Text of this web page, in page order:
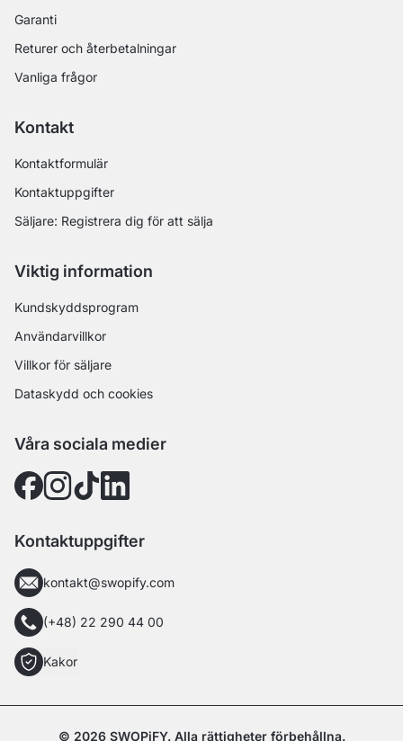
Garanti
Returer och återbetalningar
Vanliga frågor
Kontakt
Kontaktformulär
Kontaktuppgifter
Säljare: Registrera dig för att sälja
Viktig information
Kundskyddsprogram
Användarvillkor
Villkor för säljare
Dataskydd och cookies
Våra sociala medier
Kontaktuppgifter
kontakt@swopify.com
(+48) 22 290 44 00
Kakor
© 2026 SWOPiFY. Alla rättigheter förbehållna.